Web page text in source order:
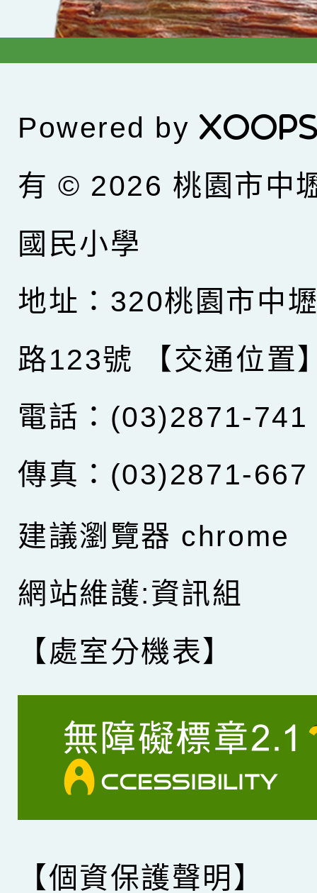
Powered by
有 © 2026 桃園市中
國民小學
地址：320桃園市中
路123號
【交通位置
電話：(03)2871-741
傳真：(03)2871-667
建議瀏覽器 chrome
網站維護:資訊組
【處室分機表】
【個資保護聲明】